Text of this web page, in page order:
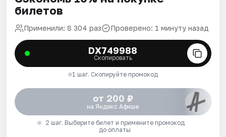
билетов
Применили: 8 304 раз Проверено: 1 минуту назад
DX749988
Скопировать
1 шаг. Скопируйте промокод
от 200 ₽
на Яндекс Афише
2 шаг. Выберите билет и примените промокод
до оплаты